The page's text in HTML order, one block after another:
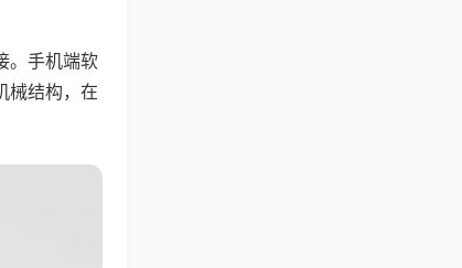
。手机端软
械结构，在